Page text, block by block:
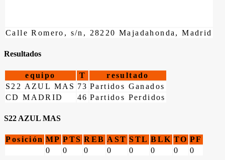
Calle Romero, s/n, 28220 Majadahonda, Madrid
Resultados
equipo T
resultado
S22 AZUL MAS 73 Partidos Ganados
CD MADRID
46 Partidos Perdidos
S22 AZUL MAS
Posición MP PTS REB AST STL BLK TO PF
0
0 0 0 0 0 0 0